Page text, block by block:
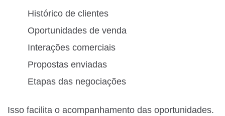
Histórico de clientes
Oportunidades de venda
Interações comerciais
Propostas enviadas
Etapas das negociações
Isso facilita o acompanhamento das oportunidades.